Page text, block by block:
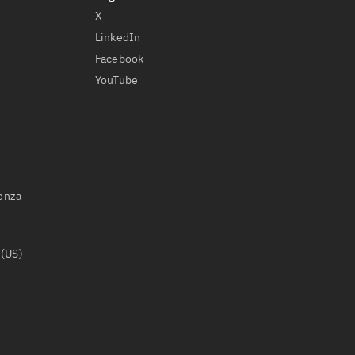
X
LinkedIn
Facebook
YouTube